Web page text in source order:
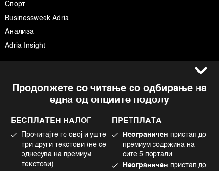
Продолжете со читање со одбирање на
една од опциите подолу
БЕСПЛАТЕН НАЛОГ
Прочитајте го овој и уште
три други текстови (не се
однесува на премиум
текстови)
ПРЕТПЛАТА
Неограничен пристап до
премиум содржина на
сите 5 портали
Неограничен пристап до
Спорт
Businessweek Adria
Анализа
Adria Insight
Импресум
Политика на приватност
Употреба на вештачка интелигенција
Facebook
Instagram
Tiktok